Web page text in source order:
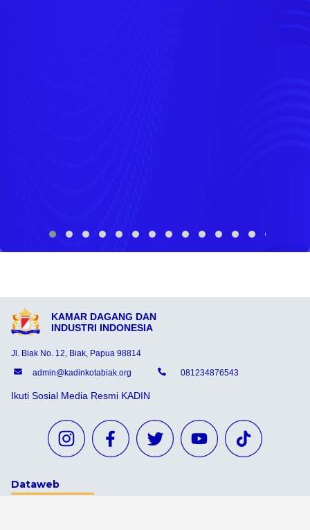
KAMAR DAGANG DAN
INDUSTRI INDONESIA
Jl. Biak No. 12, Biak, Papua 98814
admin@kadinkotabiak.org
081234876543
Ikuti Sosial Media Resmi KADIN
Dataweb